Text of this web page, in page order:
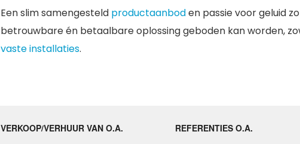
Een slim samengesteld productaanboden passie voor geluid
betrouwbare én betaalbare oplossing geboden kan worden,
vaste installaties.
VERKOOP/VERHUUR VAN O.A. REFERENTIES O.A.